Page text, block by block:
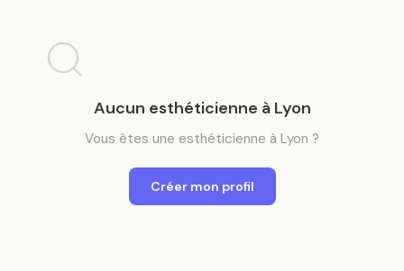
Aucun esthéticienne à Lyon
Vous êtes une esthéticienne à Lyon ?
Créer mon profil